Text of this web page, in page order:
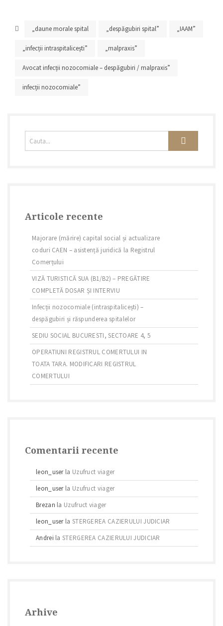
„daune morale spital „despăgubiri spital” „IAAM”
„infecții intraspitalicești” „malpraxis”
Avocat infecții nozocomiale – despăgubiri / malpraxis”
infecții nozocomiale”
Articole recente
Majorare (mărire) capital social și actualizare
coduri CAEN – asistență juridică la Registrul
Comerțului
VIZĂ TURISTICĂ SUA (B1/B2) – PREGĂTIRE
COMPLETĂ DOSAR ȘI INTERVIU
Infecții nozocomiale (intraspitalicești) –
despăgubiri și răspunderea spitalelor
SEDIU SOCIAL BUCURESTI, SECTOARE 4, 5
OPERATIUNI REGISTRUL COMERTULUI IN
TOATA TARA. MODIFICARI REGISTRUL
COMERTULUI
Comentarii recente
leon_userla Uzufruct viager
leon_userla Uzufruct viager
Brezan la Uzufruct viager
leon_userla STERGEREA CAZIERULUI JUDICIAR
Andrei laSTERGEREA CAZIERULUI JUDICIAR
Arhive